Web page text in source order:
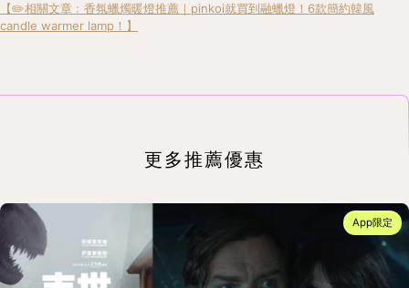
【✏️相關文章﹕香氛蠟燭暖燈推薦｜pinkoi就買到融蠟燈！6款簡約韓風
candle warmer lamp！】
更多推薦優惠
App限定